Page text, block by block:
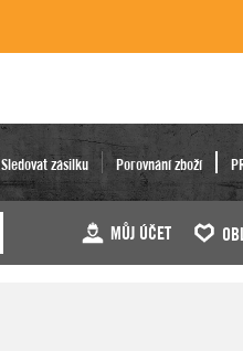
Sledovat zásilku Porovnání zboží
MŮJ ÚČET